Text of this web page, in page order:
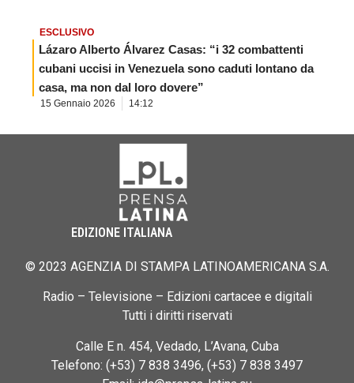
ESCLUSIVO
Lázaro Alberto Álvarez Casas: “i 32 combattenti
cubani uccisi in Venezuela sono caduti lontano da
casa, ma non dal loro dovere”
15 Gennaio 2026 14:12
EDIZIONE ITALIANA
© 2023 AGENZIA DI STAMPA LATINOAMERICANA S.A.
Radio – Televisione – Edizioni cartacee e digitali
Tutti i diritti riservati
Calle E n. 454, Vedado, L’Avana, Cuba
Telefono: (+53) 7 838 3496, (+53) 7 838 3497